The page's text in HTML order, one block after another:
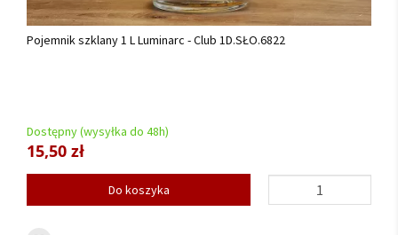
Pojemnik szklany 1 L Luminarc - Club 1D.SŁO.6822
Dostępny (wysyłka do 48h)
15,50 zł
Do koszyka